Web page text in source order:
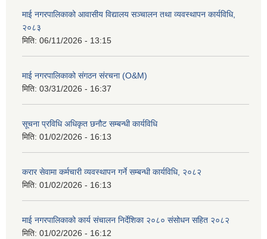
माई नगरपालिकाको आवासीय विद्यालय सञ्चालन तथा व्यवस्थापन कार्यविधि,
२०८३
मिति: 06/11/2026 - 13:15
माई नगरपालिकाको संगठन संरचना (O&M)
मिति: 03/31/2026 - 16:37
सूचना प्रविधि अधिकृत छनौट सम्बन्धी कार्यविधि
मिति: 01/02/2026 - 16:13
करार सेवामा कर्मचारी व्यवस्थापन गर्ने सम्बन्धी कार्यविधि, २०८२
मिति: 01/02/2026 - 16:13
माई नगरपालिकाको कार्य संचालन निर्देशिका २०८० संसोधन सहित २०८२
मिति: 01/02/2026 - 16:12